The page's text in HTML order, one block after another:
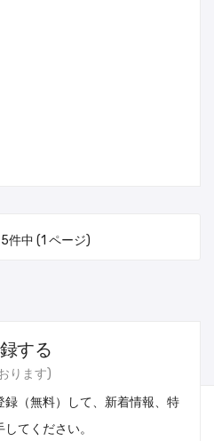
件中 (1 ページ)
する
ります)
（無料）して、新着情報、特
てください。